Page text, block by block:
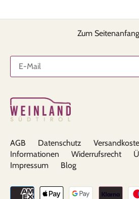
Zum Seitenanfang
AGB Datenschutz
Informationen
Widerrufsrecht
Impressum
Blog